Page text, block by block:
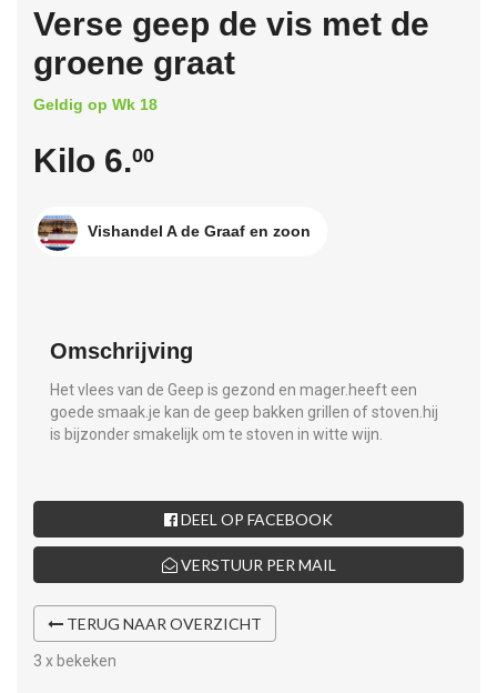
Verse geep de vis met de
groene graat
Geldig op Wk 18
Kilo 6.00
Vishandel A de Graaf en zoon
Omschrijving
Het vlees van de Geep is gezond en mager.heeft een
goede smaak.je kan de geep bakken grillen of stoven.hij
is bijzonder smakelijk om te stoven in witte wijn.
DEEL OP FACEBOOK
VERSTUUR PER MAIL
TERUG NAAR OVERZICHT
3 x bekeken